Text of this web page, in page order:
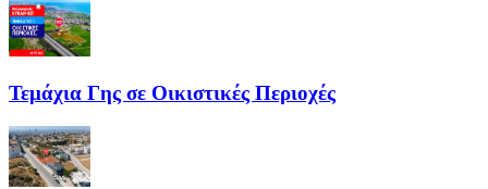
Τεμάχια Γης σε Οικιστικές Περιοχές